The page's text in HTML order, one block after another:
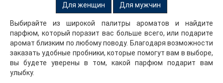
Для женщин Для мужчин
Выбирайте из широкой палитры ароматов и найдите
парфюм, который поразит вас больше всего, или подарите
аромат близким по любому поводу. Благодаря возможности
заказать удобные пробники, которые помогут вам в выборе,
вы будете уверены в том, какой парфюм подарит вам
улыбку.